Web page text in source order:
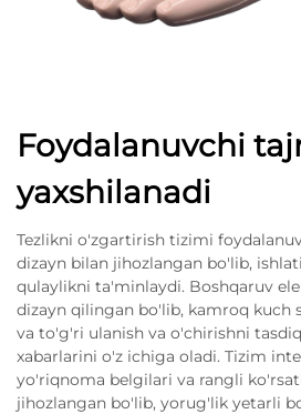
Foydalanuvchi
yaxshilanadi
Tezlikni o'zgartirish tizimi
dizayn bilan jihozlangan bo'lib,
qulaylikni ta'minlaydi. Boshqaruv
dizayn qilingan bo'lib, kamroq kuch
va to'g'ri ulanish va o'chirishni
xabarlarini o'z ichiga oladi. Tizim
yo'riqnoma belgilari va rangli
jihozlangan bo'lib, yorug'lik yetarli